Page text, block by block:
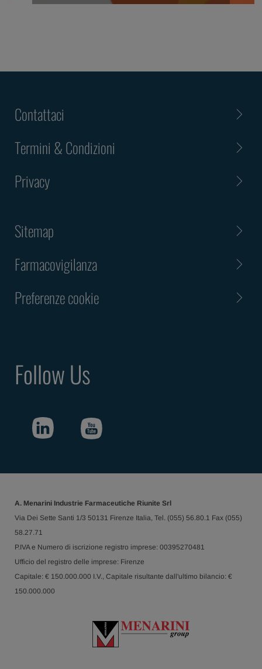
Contattaci
Termini & Condizioni
Privacy
Sitemap
Farmacovigilanza
Preferenze cookie
Follow Us
A. Menarini Industrie Farmaceutiche Riunite Srl
Via Dei Sette Santi 1/3 50131 Firenze Italia, Tel. (055) 56.80.1 Fax (055)
58.27.71
P.IVA e Numero di iscrizione registro imprese: 00395270481
Ufficio del registro delle imprese: Firenze
Capitale: € 150.000.000 I.V., Capitale risultante dall'ultimo bilancio: €
150.000.000